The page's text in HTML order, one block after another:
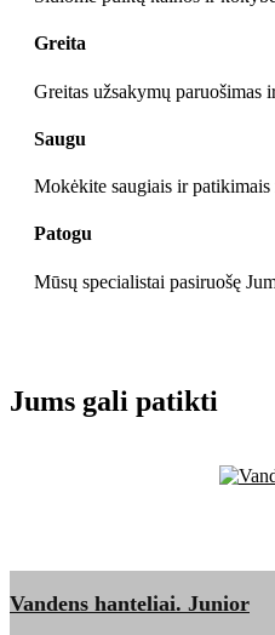
Greita
Greitas užsakymų paruošimas
Saugu
Mokėkite saugiais ir
Patogu
Mūsų specialistai pasiruošę
Jums gali patikti
Vandens hanteliai. Junior